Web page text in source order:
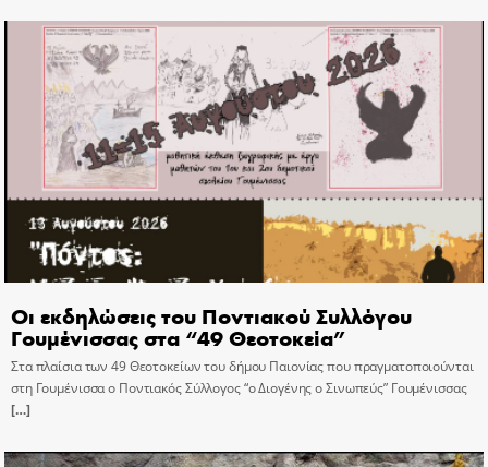
Οι εκδηλώσεις του Ποντιακού Συλλόγου
Γουμένισσας στα “49 Θεοτοκεία”
Στα πλαίσια των 49 Θεοτοκείων του δήμου Παιονίας που πραγματοποιούνται
στη Γουμένισσα ο Ποντιακός Σύλλογος “ο Διογένης ο Σινωπεύς” Γουμένισσας
[…]